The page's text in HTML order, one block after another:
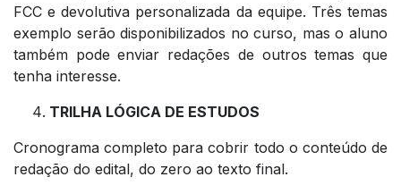
FCC e devolutiva personalizada da equipe. Três temas
exemplo serão disponibilizados no curso, mas o aluno
também pode enviar redações de outros temas que
tenha interesse.
TRILHA LÓGICA DE ESTUDOS
Cronograma completo para cobrir todo o conteúdo de
redação do edital, do zero ao texto final.